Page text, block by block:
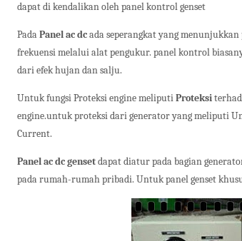
dapat di kendalikan oleh panel kontrol genset
PadaPanel ac dcada seperangkat yang
frekuensi melalui alat pengukur. panel kontrol
dari efek hujan dan salju.
Untuk fungsi Proteksi engine meliputiProteksi
engine.untuk proteksi dari generator yang meliputi
Current.
Panel ac dc gensetdapat diatur pada bagian
pada rumah-rumah pribadi. Untuk panel genset